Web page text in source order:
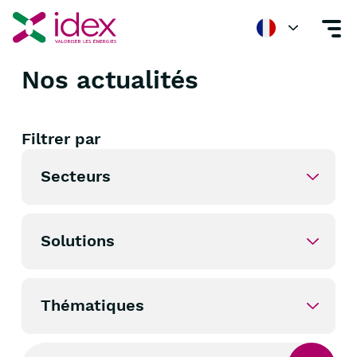
Accueil Nos actualités
Nos actualités
Filtrer par
Secteurs
Industrie
Solutions
Thématiques